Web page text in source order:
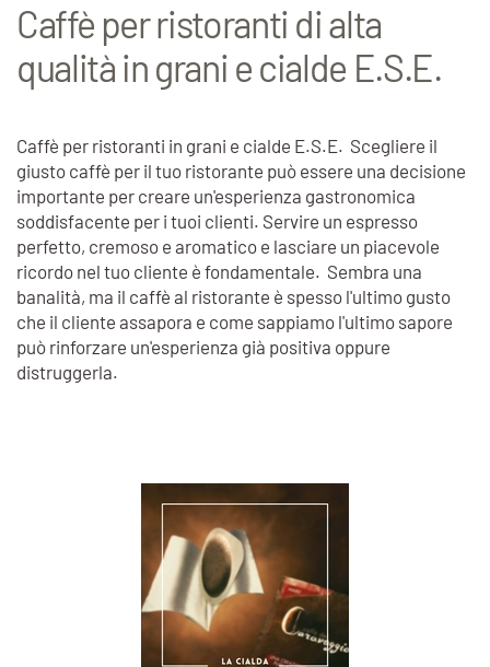
Caffè per ristoranti di alta
qualità in grani e cialde E.S.E.
Caffè per ristoranti in grani e cialde E.S.E. Scegliere il
giusto caffè per il tuo ristorante può essere una decisione
importante per creare un'esperienza gastronomica
soddisfacente per i tuoi clienti. Servire un espresso
perfetto, cremoso e aromatico e lasciare un piacevole
ricordo nel tuo cliente è fondamentale. Sembra una
banalità, ma il caffè al ristorante è spesso l'ultimo gusto
che il cliente assapora e come sappiamo l'ultimo sapore
può rinforzare un'esperienza già positiva oppure
distruggerla.